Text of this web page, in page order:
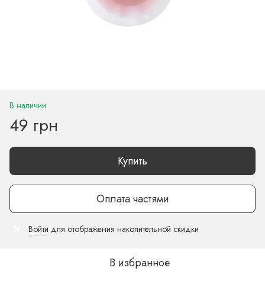
В наличии
49 грн
Купить
Оплата частями
Войти для отображения накопительной скидки
В избранное